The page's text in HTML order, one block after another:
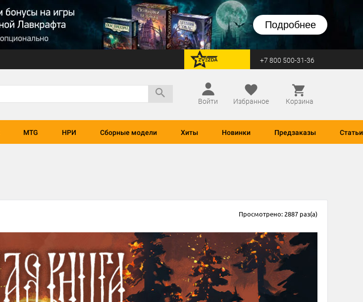
Подробнее
перейти на Zvezda +7 800 500-31-36
Войти
Избранное Корзина
MTG НРИ Сборные модели Хиты Новинки Предзаказы Статьи
Просмотрено: 2887 раз(а)